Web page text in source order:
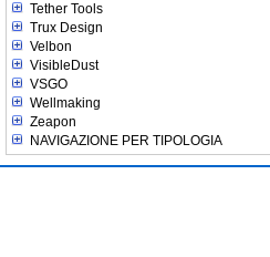
Tether Tools
Trux Design
Velbon
VisibleDust
VSGO
Wellmaking
Zeapon
NAVIGAZIONE PER TIPOLOGIA